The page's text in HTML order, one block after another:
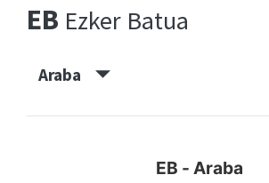
EB Ezker Batua
Araba
EB - Araba